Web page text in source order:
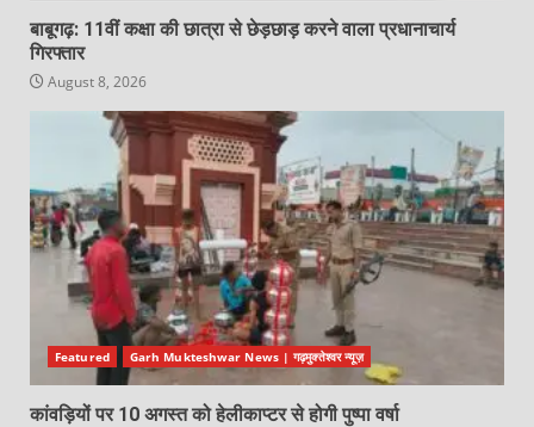
बाबूगढ़: 11वीं कक्षा की छात्रा से छेड़छाड़ करने वाला प्रधानाचार्य
गिरफ्तार
August 8, 2026
Featured Garh Mukteshwar News | गढ़मुक्तेश्वर न्यूज़
कांवड़ियों पर 10 अगस्त को हेलीकाप्टर से होगी पुष्पा वर्षा